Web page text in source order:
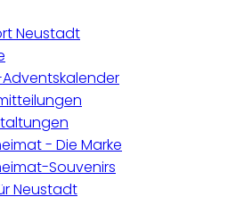
Neustadt
- Die Marke
Souvenirs
Neustadt